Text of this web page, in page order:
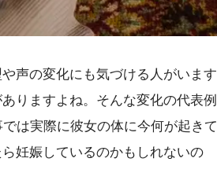
声の変化にも気づける人がいます
りますよね。そんな変化の代表例
は実際に彼女の体に今何が起きて
妊娠しているのかもしれないの